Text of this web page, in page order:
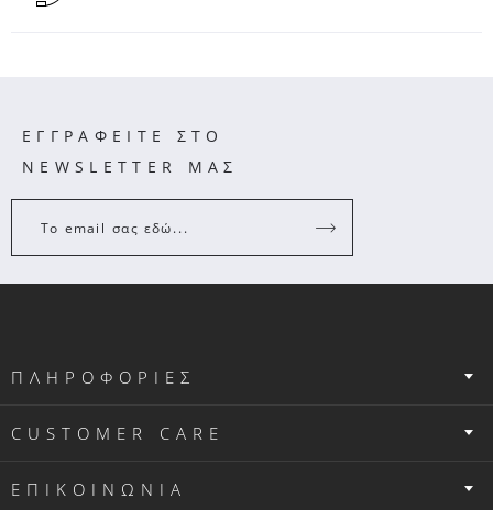
ΕΓΓΡΑΦΕΙΤΕ ΣΤΟ
NEWSLETTER ΜΑΣ
Το email σας εδώ...
ΠΛΗΡΟΦΟΡΙΕΣ
CUSTOMER CARE
ΕΠΙΚΟΙΝΩΝΙΑ